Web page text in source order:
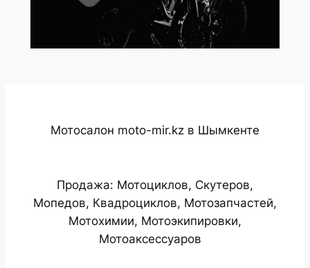
Мотосалон moto-mir.kz в Шымкенте
Продажа: Мотоциклов, Скутеров,
Мопедов, Квадроциклов, Мотозапчастей,
Мотохимии, Мотоэкипировки,
Мотоаксессуаров